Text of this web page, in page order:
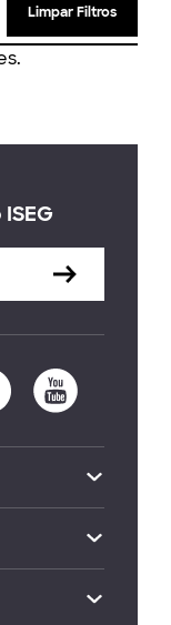
Limpar Filtros